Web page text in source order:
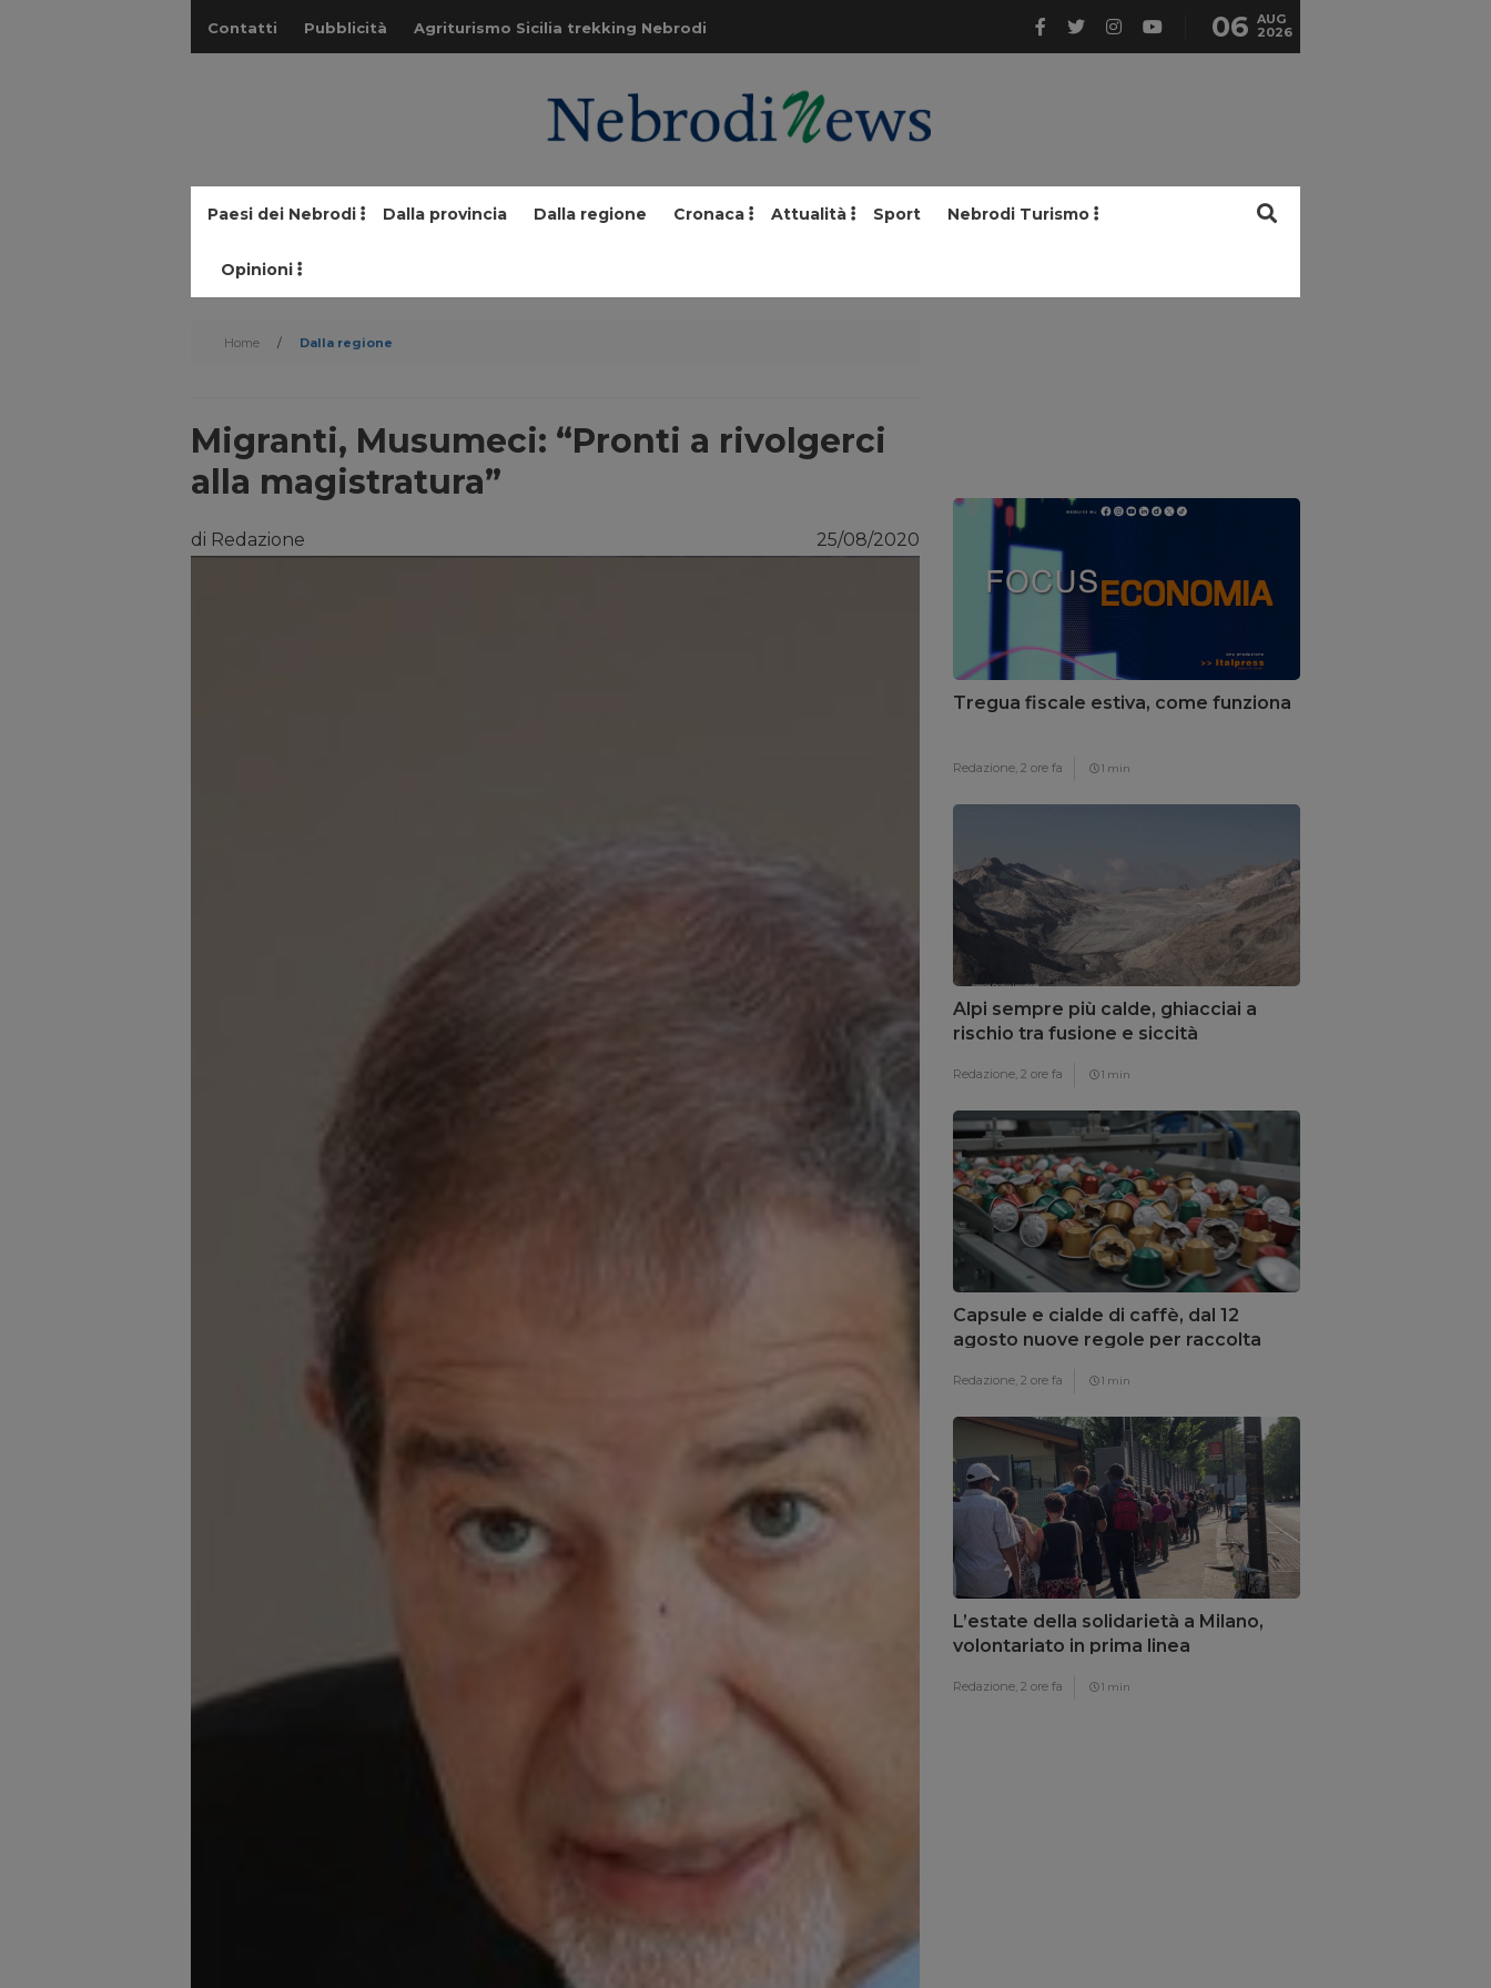
Contatti Pubblicità Agriturismo Sicilia trekking Nebrodi 06 AUG
2026
Paesi dei Nebrodi Dalla provincia Dalla regione Cronaca Attualità Sport Nebrodi Turismo
Opinioni
Home / Dalla regione
Migranti, Musumeci: “Pronti a rivolgerci
alla magistratura”
di Redazione 25/08/2020
Tregua fiscale estiva, come funziona
Redazione, 2 ore fa 1 min
Alpi sempre più calde, ghiacciai a
rischio tra fusione e siccità
Redazione, 2 ore fa 1 min
Capsule e cialde di caffè, dal 12
agosto nuove regole per raccolta
Redazione, 2 ore fa 1 min
L’estate della solidarietà a Milano,
volontariato in prima linea
Redazione, 2 ore fa 1 min